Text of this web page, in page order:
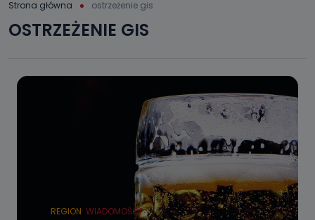
Strona główna ostrzeżenie gis
OSTRZEŻENIE GIS
REGION WIADOMOŚCI